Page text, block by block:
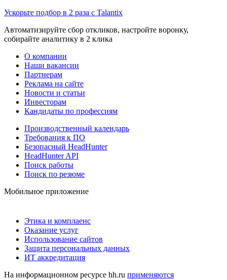
Ускорьте подбор в 2 раза с Talantix
Автоматизируйте сбор откликов, настройте воронку,
собирайте аналитику в 2 клика
О компании
Наши вакансии
Партнерам
Реклама на сайте
Новости и статьи
Инвесторам
Кандидаты по профессиям
Производственный календарь
Требования к ПО
Безопасный HeadHunter
HeadHunter API
Поиск работы
Поиск по резюме
Мобильное приложение
Этика и комплаенс
Оказание услуг
Использование сайтов
Защита персональных данных
ИТ аккредитация
На информационном ресурсе hh.ru применяются